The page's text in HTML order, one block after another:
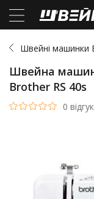
Швейні машинки
Швейна
Brother RS 40s
0